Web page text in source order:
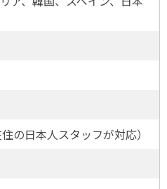
の日本人スタッフが対応）